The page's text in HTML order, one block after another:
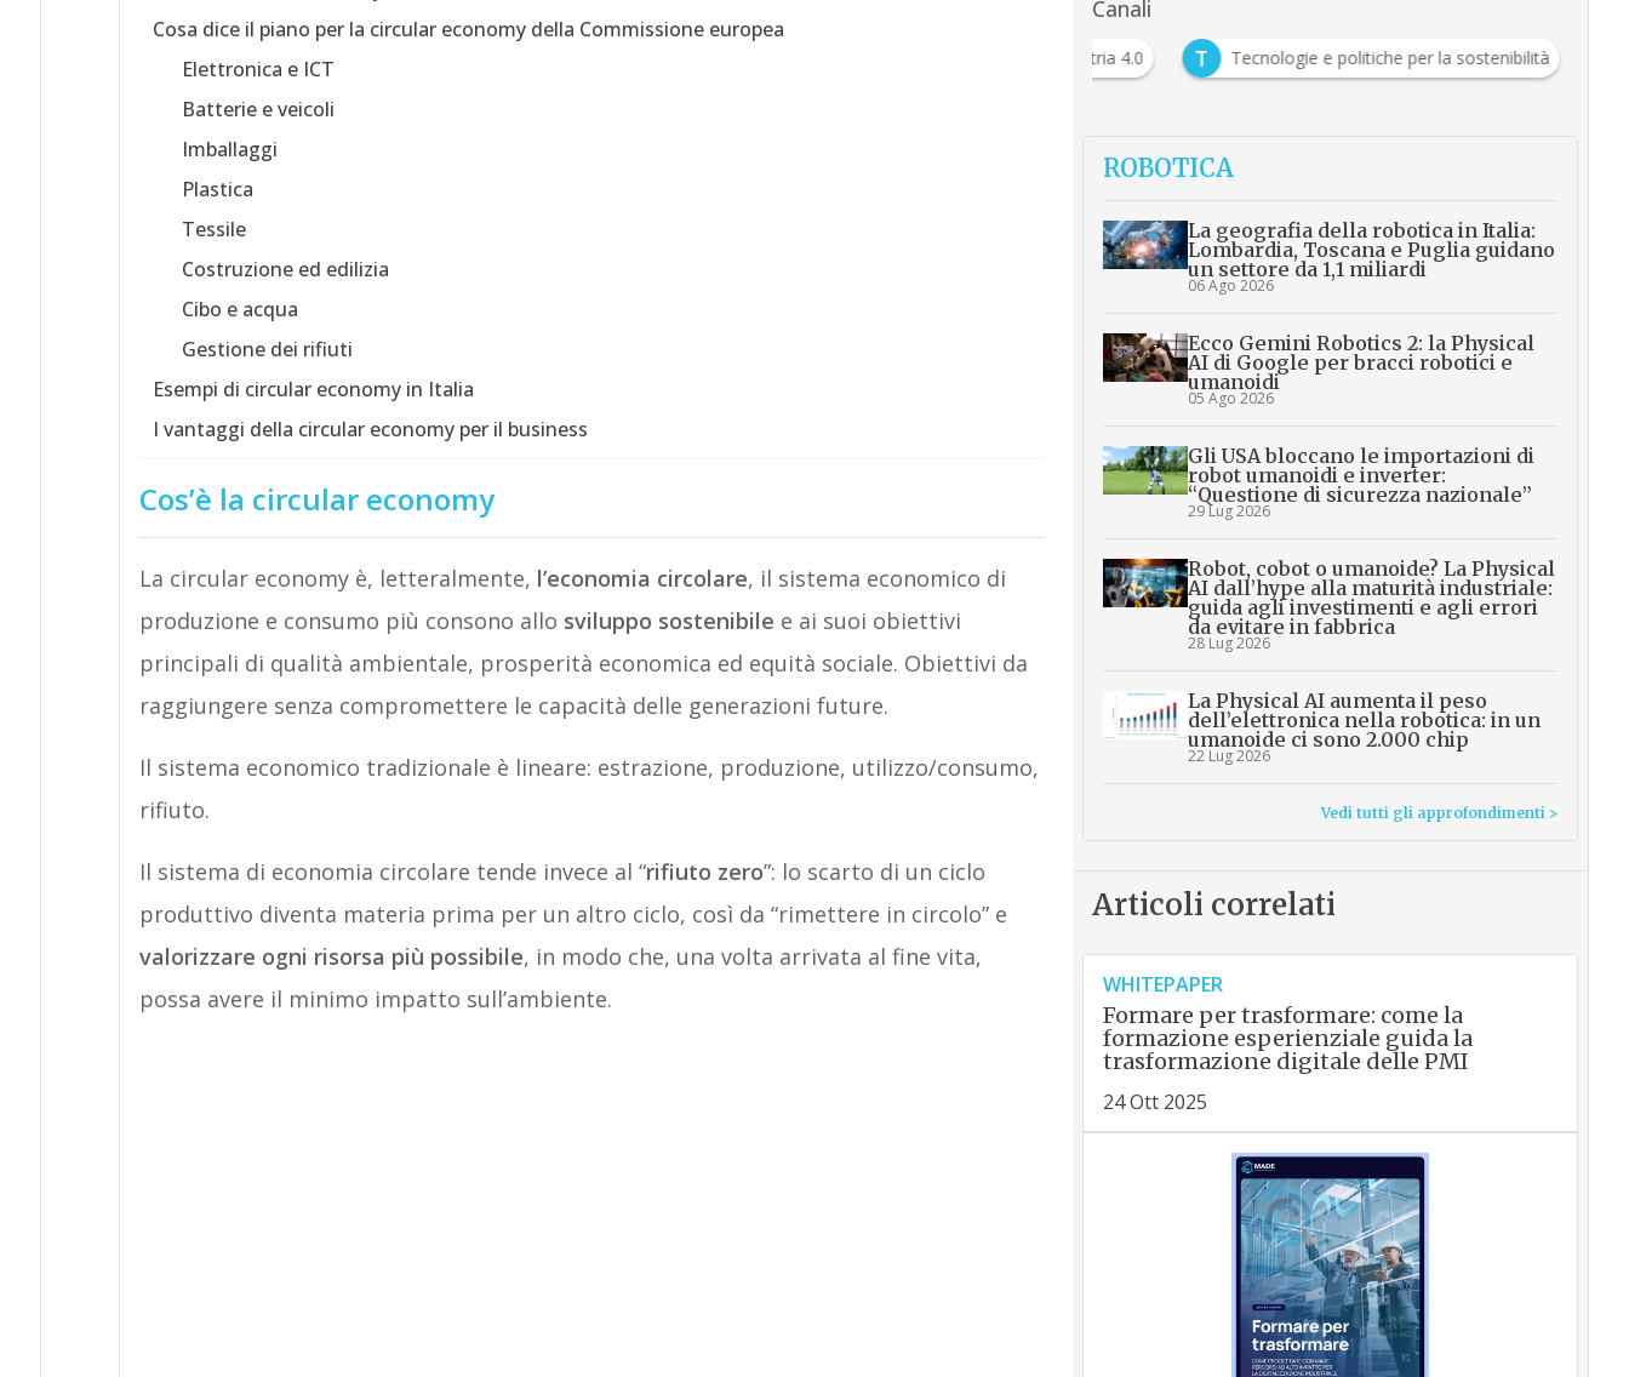
Cosa dice il piano per la circular economy della Commissione europea
Elettronica e ICT
Batterie e veicoli
Imballaggi
Plastica
Tessile
Costruzione ed edilizia
Cibo e acqua
Gestione dei rifiuti
Esempi di circular economy in Italia
I vantaggi della circular economy per il business
Cos’è la circular economy
La circular economy è, letteralmente, l’economia circolare, il sistema economico di
produzione e consumo più consono allo sviluppo sostenibile e ai suoi obiettivi
principali di qualità ambientale, prosperità economica ed equità sociale. Obiettivi da
raggiungere senza compromettere le capacità delle generazioni future.
Il sistema economico tradizionale è lineare: estrazione, produzione, utilizzo/consumo,
rifiuto.
Il sistema di economia circolare tende invece al “rifiuto zero”: lo scarto di un ciclo
produttivo diventa materia prima per un altro ciclo, così da “rimettere in circolo” e
valorizzare ogni risorsa più possibile, in modo che, una volta arrivata al fine vita,
possa avere il minimo impatto sull’ambiente.
Canali
Industria 4.0 T Tecnologie e politiche per la sostenibilità
ROBOTICA
La geografia della robotica in Italia:
Lombardia, Toscana e Puglia guidano
un settore da 1,1 miliardi
06 Ago 2026
Ecco Gemini Robotics 2: la Physical
AI di Google per bracci robotici e
umanoidi
05 Ago 2026
Gli USA bloccano le importazioni di
robot umanoidi e inverter:
“Questione di sicurezza nazionale”
29 Lug 2026
Robot, cobot o umanoide? La Physical
AI dall’hype alla maturità industriale:
guida agli investimenti e agli errori
da evitare in fabbrica
28 Lug 2026
La Physical AI aumenta il peso
dell’elettronica nella robotica: in un
umanoide ci sono 2.000 chip
22 Lug 2026
Vedi tutti gli approfondimenti >
Articoli correlati
WHITEPAPER
Formare per trasformare: come la
formazione esperienziale guida la
trasformazione digitale delle PMI
24 Ott 2025